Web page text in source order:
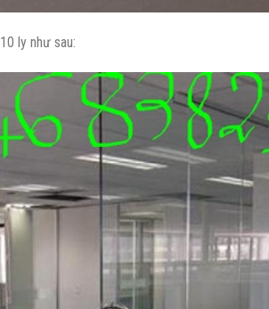
ly như sau: